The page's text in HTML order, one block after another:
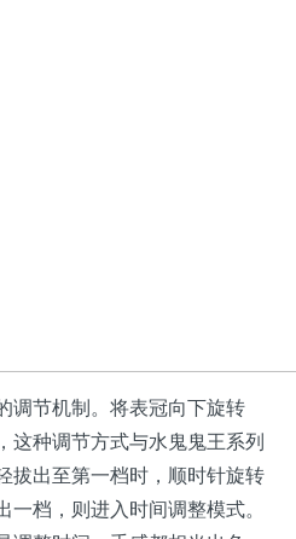
调节机制。将表冠向下旋转
这种调节方式与水鬼鬼王系列
拔出至第一档时，顺时针旋转
档，则进入时间调整模式。